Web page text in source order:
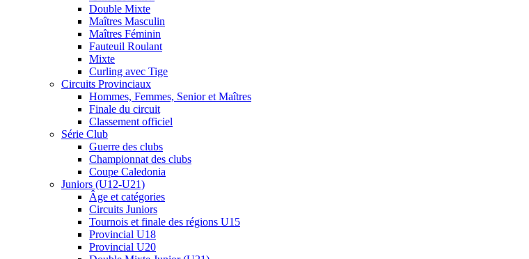
Double Mixte
Maîtres Masculin
Maîtres Féminin
Fauteuil Roulant
Mixte
Curling avec Tige
Circuits Provinciaux
Hommes, Femmes, Senior et Maîtres
Finale du circuit
Classement officiel
Série Club
Guerre des clubs
Championnat des clubs
Coupe Caledonia
Juniors (U12-U21)
Âge et catégories
Circuits Juniors
Tournois et finale des régions U15
Provincial U18
Provincial U20